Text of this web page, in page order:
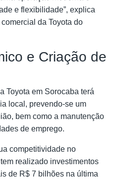
e flexibilidade”, explica
da Toyota do
e Criação de
Toyota em Sorocaba terá
local, prevendo-se um
bem como a manutenção
de emprego.
competitividade no
realizado investimentos
de R$ 7 bilhões na última